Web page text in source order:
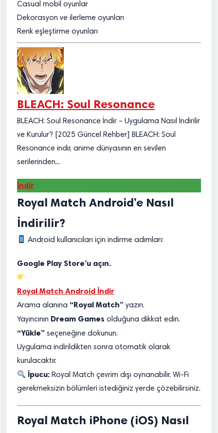
Casual mobil oyunlar
Dekorasyon ve ilerleme oyunları
Renk eşleştirme oyunları
BLEACH: Soul Resonance
BLEACH: Soul Resonance İndir – Uygulama Nasıl İndirilir
ve Kurulur? [2025 Güncel Rehber] BLEACH: Soul
Resonance indir, anime dünyasının en sevilen
serilerinden...
İndir
Royal Match Android’e Nasıl
İndirilir?
Android kullanıcıları için indirme adımları:
Google Play Store’u açın.
Royal Match Android İndir
Arama alanına “Royal Match” yazın.
Yayıncının Dream Games olduğuna dikkat edin.
“Yükle” seçeneğine dokunun.
Uygulama indirildikten sonra otomatik olarak
kurulacaktır.
İpucu: Royal Match çevrim dışı oynanabilir. Wi-Fi
gerekmeksizin bölümleri istediğiniz yerde çözebilirsiniz.
Royal Match iPhone (iOS) Nasıl